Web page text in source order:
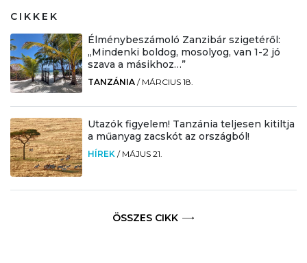
CIKKEK
Élménybeszámoló Zanzibár szigetéről:
„Mindenki boldog, mosolyog, van 1-2 jó
szava a másikhoz…”
TANZÁNIA / MÁRCIUS 18.
Utazók figyelem! Tanzánia teljesen kitiltja
a műanyag zacskót az országból!
HÍREK / MÁJUS 21.
ÖSSZES CIKK